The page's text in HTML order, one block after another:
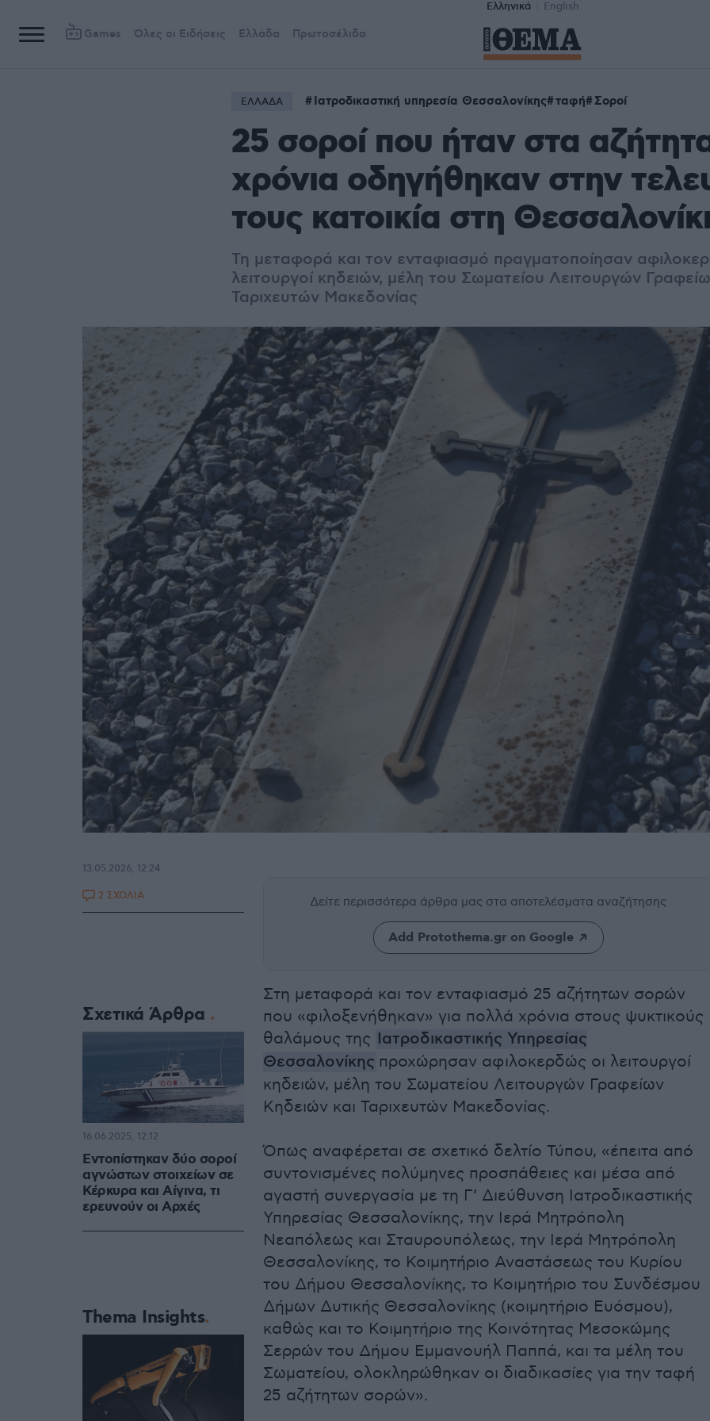
Ελληνικά English
Games Όλες οι Ειδήσεις Ελλάδα Πρωτοσέλιδα
ΕΛΛΑΔΑ Ιατροδικαστική υπηρεσία Θεσσαλονίκης ταφή Σοροί
25 σοροί που ήταν στα
χρόνια οδηγήθηκαν στην
τους κατοικία στη
Τη μεταφορά και τον ενταφιασμό πραγματοποίησαν
λειτουργοί κηδειών, μέλη του Σωματείου Λειτουργών
Ταριχευτών Μακεδονίας
Δείτε περισσότερα άρθρα μας στα αποτελέσματα αναζήτησης
Add Protothema.gr on Google
Στη μεταφορά και τον ενταφιασμό 25 αζήτητων σορών
που «φιλοξενήθηκαν» για πολλά χρόνια στους ψυκτικούς
θαλάμους της Ιατροδικαστικής Υπηρεσίας
Θεσσαλονίκης προχώρησαν αφιλοκερδώς οι λειτουργοί
κηδειών, μέλη του Σωματείου Λειτουργών Γραφείων
Κηδειών και Ταριχευτών Μακεδονίας.
Όπως αναφέρεται σε σχετικό δελτίο Τύπου, «έπειτα από
συντονισμένες πολύμηνες προσπάθειες και μέσα από
αγαστή συνεργασία με τη Γ’ Διεύθυνση Ιατροδικαστικής
Υπηρεσίας Θεσσαλονίκης, την Ιερά Μητρόπολη
Νεαπόλεως και Σταυρουπόλεως, την Ιερά Μητρόπολη
Θεσσαλονίκης, το Κοιμητήριο Αναστάσεως του Κυρίου
του Δήμου Θεσσαλονίκης, το Κοιμητήριο του Συνδέσμου
Δήμων Δυτικής Θεσσαλονίκης (κοιμητήριο Ευόσμου),
καθώς και το Κοιμητήριο της Κοινότητας Μεσοκώμης
Σερρών του Δήμου Εμμανουήλ Παππά, και τα μέλη του
Σωματείου, ολοκληρώθηκαν οι διαδικασίες για την ταφή
25 αζήτητων σορών».
13.05.2026, 12:24
2 ΣΧΟΛΙΑ
Σχετικά Άρθρα
Εντοπίστηκαν δύο σοροί
αγνώστων στοιχείων σε
Κέρκυρα και Αίγινα, τι
ερευνούν οι Αρχές
16.06.2025, 12:12
Thema Insights